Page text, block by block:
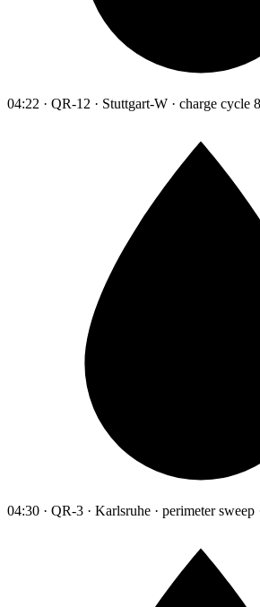
04:22 · QR-12 · Stuttgart-W · charge cycle
04:30 · QR-3 · Karlsruhe · perimeter sweep